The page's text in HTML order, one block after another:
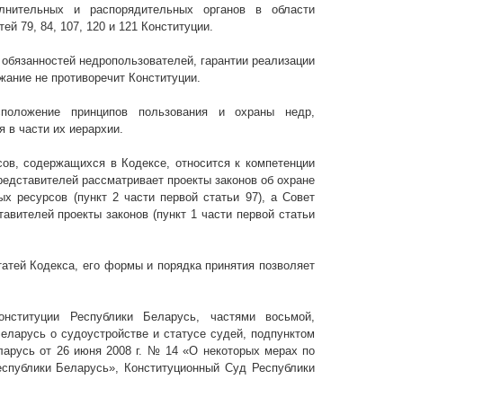
и распорядительных органов в области
79, 84, 107, 120 и 121 Конституции.
недропользователей, гарантии реализации
не противоречит Конституции.
принципов пользования и охраны недр,
в части их иерархии.
содержащихся в Кодексе, относится к компетенции
рассматривает проекты законов об охране
ресурсов (пункт 2 части первой статьи 97), а Совет
проекты законов (пункт 1 части первой статьи
Кодекса, его формы и порядка принятия позволяет
Республики Беларусь, частями восьмой,
о судоустройстве и статусе судей, подпунктом
от 26 июня 2008 г. № 14 «О некоторых мерах по
Беларусь», Конституционный Суд Республики